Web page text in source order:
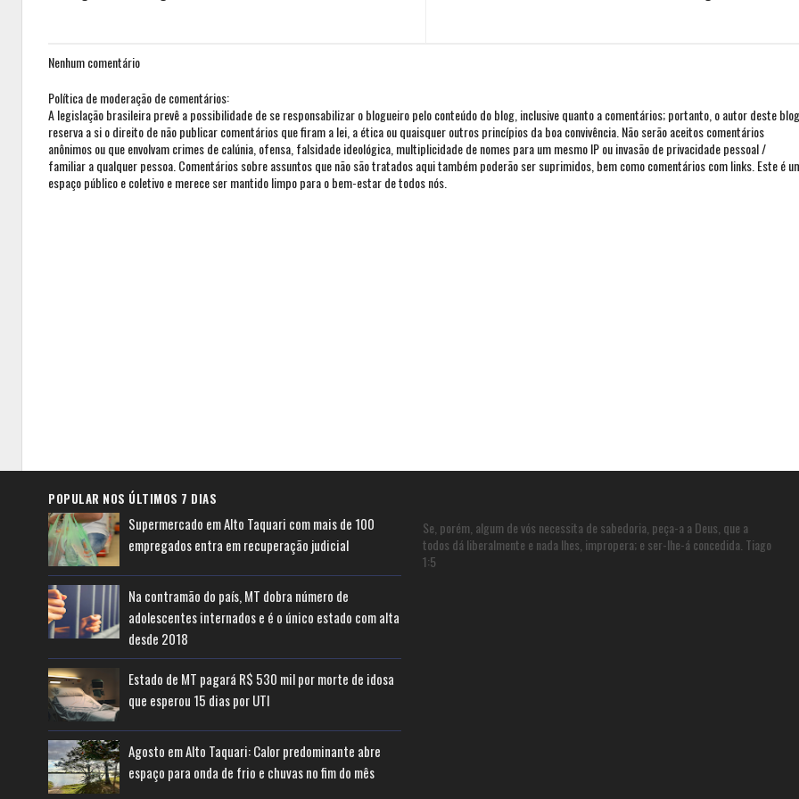
Nenhum comentário
Política de moderação de comentários:
A legislação brasileira prevê a possibilidade de se responsabilizar o blogueiro pelo conteúdo do blog, inclusive quanto a comentários; portanto, o autor deste blog
reserva a si o direito de não publicar comentários que firam a lei, a ética ou quaisquer outros princípios da boa convivência. Não serão aceitos comentários
anônimos ou que envolvam crimes de calúnia, ofensa, falsidade ideológica, multiplicidade de nomes para um mesmo IP ou invasão de privacidade pessoal /
familiar a qualquer pessoa. Comentários sobre assuntos que não são tratados aqui também poderão ser suprimidos, bem como comentários com links. Este é
espaço público e coletivo e merece ser mantido limpo para o bem-estar de todos nós.
POPULAR NOS ÚLTIMOS 7 DIAS
Supermercado em Alto Taquari com mais de 100
empregados entra em recuperação judicial
Na contramão do país, MT dobra número de
adolescentes internados e é o único estado com alta
desde 2018
Estado de MT pagará R$ 530 mil por morte de idosa
que esperou 15 dias por UTI
Agosto em Alto Taquari: Calor predominante abre
espaço para onda de frio e chuvas no fim do mês
Se, porém, algum de vós necessita de sabedoria, peça-a a Deus, que a
todos dá liberalmente e nada lhes, impropera; e ser-lhe-á concedida. Tiago
1:5